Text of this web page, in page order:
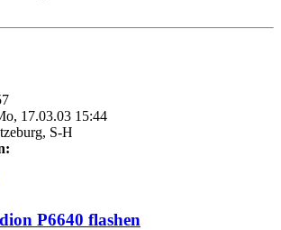
17.03.03 15:44
S-H
P6640 flashen